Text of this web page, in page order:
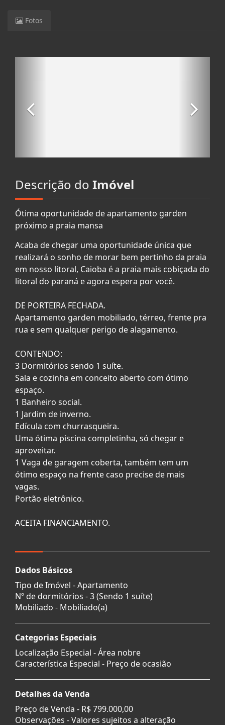
Fotos
Descrição do Imóvel
Ótima oportunidade de apartamento garden
próximo a praia mansa
Acaba de chegar uma oportunidade única que
realizará o sonho de morar bem pertinho da praia
em nosso litoral, Caioba é a praia mais cobiçada do
litoral do paraná e agora espera por você.
DE PORTEIRA FECHADA.
Apartamento garden mobiliado, térreo, frente pra
rua e sem qualquer perigo de alagamento.
CONTENDO:
3 Dormitórios sendo 1 suíte.
Sala e cozinha em conceito aberto com ótimo
espaço.
1 Banheiro social.
1 Jardim de inverno.
Edícula com churrasqueira.
Uma ótima piscina completinha, só chegar e
aproveitar.
1 Vaga de garagem coberta, também tem um
ótimo espaço na frente caso precise de mais
vagas.
Portão eletrônico.
ACEITA FINANCIAMENTO.
Dados Básicos
Tipo de Imóvel - Apartamento
Nº de dormitórios - 3 (Sendo 1 suíte)
Mobiliado - Mobiliado(a)
Categorias Especiais
Localização Especial - Área nobre
Característica Especial - Preço de ocasião
Detalhes da Venda
Preço de Venda - R$ 799.000,00
Observações - Valores sujeitos a alteração